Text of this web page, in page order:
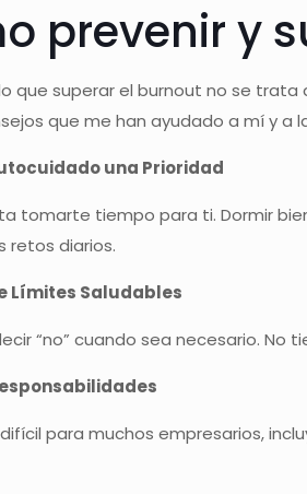
prevenir y
que superar el burnout no se
que me han ayudado a mí y a
una Prioridad
tomarte tiempo para ti. Dormir
retos diarios.
Límites Saludables
“no” cuando sea necesario. No
para muchos empresarios,